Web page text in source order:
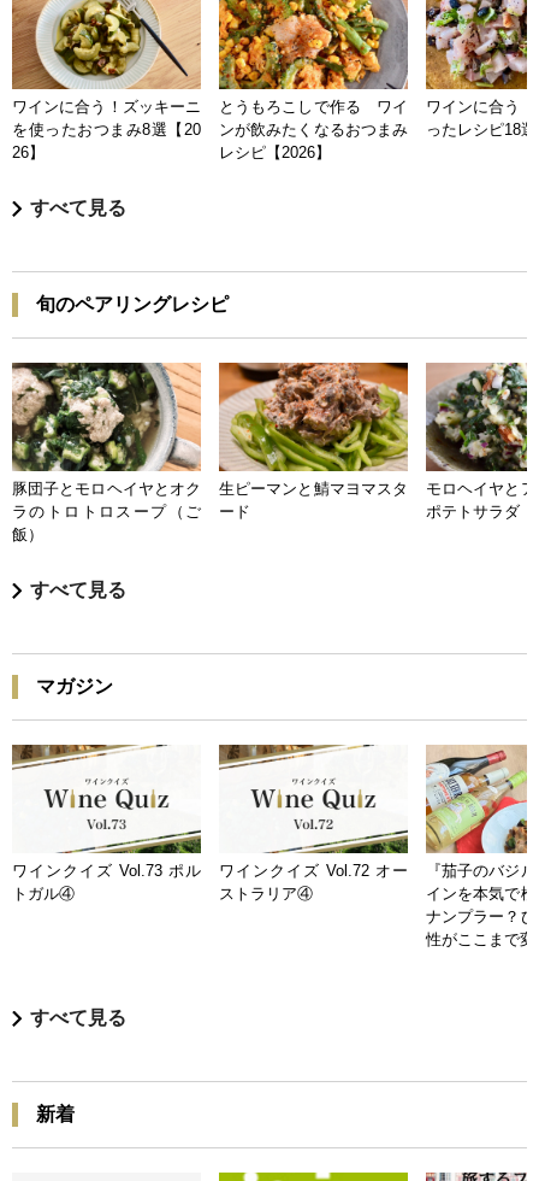
ワインに合う！ズッキーニ
を使ったおつまみ8選【20
26】
とうもろこしで作る ワイ
ンが飲みたくなるおつまみ
レシピ【2026】
ワインに合う
ったレシピ18
すべて見る
旬のペアリングレシピ
豚団子とモロヘイヤとオク
ラのトロトロスープ（ご
飯）
生ピーマンと鯖マヨマスタ
ード
モロヘイヤと
ポテトサラダ
すべて見る
マガジン
ワインクイズ Vol.73 ポル
トガル④
ワインクイズ Vol.72 オー
ストラリア④
『茄子のバジ
インを本気で
ナンプラー？
性がここまで
すべて見る
新着